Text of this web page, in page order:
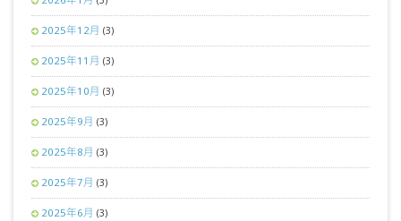
2025年12月 (3)
2025年11月 (3)
2025年10月 (3)
2025年9月 (3)
2025年8月 (3)
2025年7月 (3)
2025年6月 (3)